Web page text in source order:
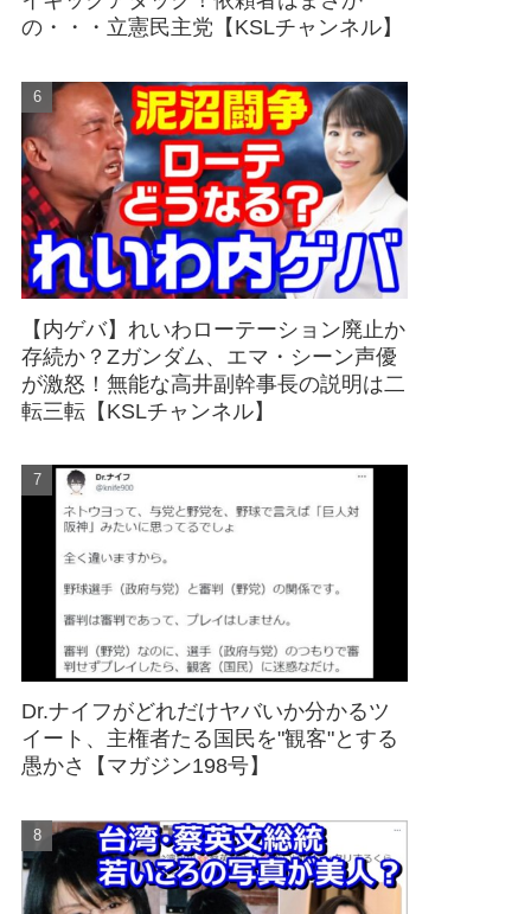
の・・・立憲民主党【KSLチャンネル】
【内ゲバ】れいわローテーション廃止か
存続か？Zガンダム、エマ・シーン声優
が激怒！無能な高井副幹事長の説明は二
転三転【KSLチャンネル】
Dr.ナイフがどれだけヤバいか分かるツ
イート、主権者たる国民を"観客"とする
愚かさ【マガジン198号】